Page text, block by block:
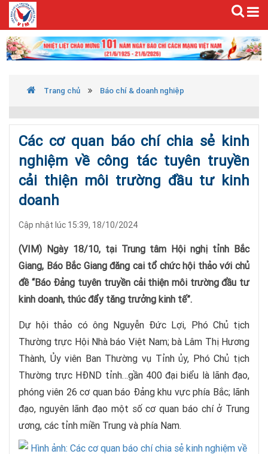
Trang chủ Báo chí & doanh nghiệp
Các cơ quan báo chí chia sẻ kinh
nghiệm về công tác tuyên truyền
cải thiện môi trường đầu tư kinh
doanh
Cập nhật lúc 15:39, 18/10/2024
(VIM) Ngày 18/10, tại Trung tâm Hội nghị tỉnh Bắc
Giang, Báo Bắc Giang đăng cai tổ chức hội thảo với chủ
đề “Báo Đảng tuyên truyền cải thiện môi trường đầu tư
kinh doanh, thúc đẩy tăng trưởng kinh tế”.
Dự hội thảo có ông Nguyễn Đức Lợi, Phó Chủ tịch
Thường trực Hội Nhà báo Việt Nam; bà Lâm Thị Hương
Thành, Ủy viên Ban Thường vụ Tỉnh ủy, Phó Chủ tịch
Thường trực HĐND tỉnh…gần 400 đại biểu là lãnh đạo,
phóng viên 26 cơ quan báo Đảng khu vực phía Bắc; lãnh
đạo, nguyên lãnh đạo một số cơ quan báo chí ở Trung
ương, các tỉnh miền Trung và phía Nam.